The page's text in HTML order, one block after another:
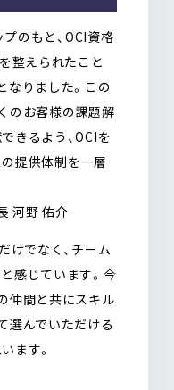
のもと、OCI資格
整えられたこと
なりました。 この
のお客様の課題解
きるよう、OCIを
提供体制を一層
河野 佑介
けでなく、チーム
感じています。 今
仲間と共にスキル
選んでいただける
ます。